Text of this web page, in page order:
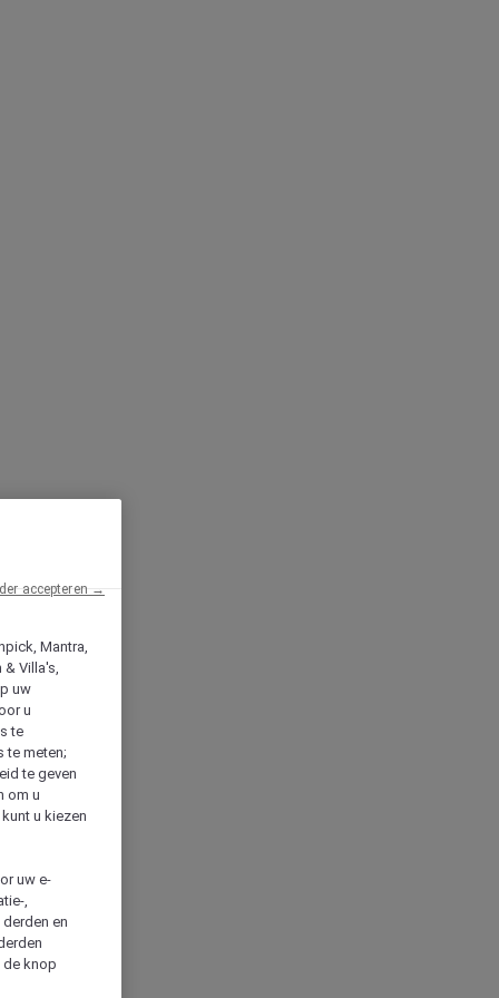
Mantra,
& Villa's,
uw
u
te
te meten;
te geven
om u
u kiezen
uw e-
,
en
de knop
accepteren →